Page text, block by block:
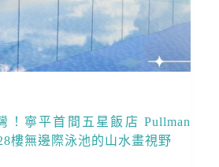
！寧平首間五星飯店 Pullman
樓無邊際泳池的山水畫視野